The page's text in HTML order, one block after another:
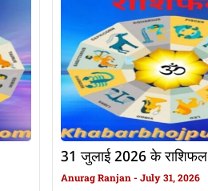
31 जुलाई 2026 के राशिफल
Anurag Ranjan July 31, 2026